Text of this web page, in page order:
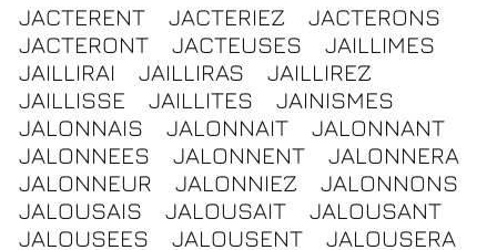
JACTERENT
JACTERIEZ
JACTERONS
JACTERONT
JACTEUSES
JAILLIMES
JAILLIRAI
JAILLIRAS
JAILLIREZ
JAILLISSE
JAILLITES
JAINISMES
JALONNAIS
JALONNAIT
JALONNANT
JALONNEES
JALONNENT
JALONNERA
JALONNEUR
JALONNIEZ
JALONNONS
JALOUSAIS
JALOUSAIT
JALOUSANT
JALOUSEES
JALOUSENT
JALOUSERA